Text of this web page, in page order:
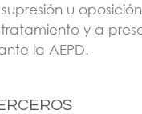
u
y a
la AEPD.